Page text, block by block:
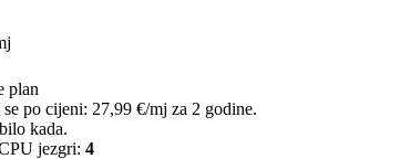
plan
po cijeni: 27,99 €/mj za 2 godine.
kada.
jezgri: 4